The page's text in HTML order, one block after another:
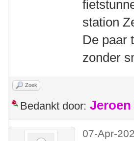
station
De paar
zonder
Zoek
Bedankt door: Jeroen
07-Apr-